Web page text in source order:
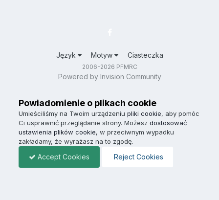
Język Motyw Ciasteczka
2006-2026 PFMRC
Powered by Invision Community
Powiadomienie o plikach cookie
Umieściliśmy na Twoim urządzeniu pliki cookie, aby pomóc
Ci usprawnić przeglądanie strony. Możesz dostosować
ustawienia plików cookie, w przeciwnym wypadku
zakładamy, że wyrażasz na to zgodę.
Accept Cookies Reject Cookies